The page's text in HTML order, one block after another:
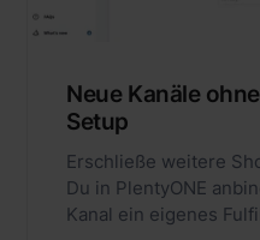
Neue Kanäle
Setup
Erschließe weitere
Du in PlentyONE
Kanal ein eigenes